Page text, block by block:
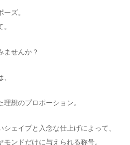
ズ。
ませんか？
想のプロポーション。
ェイプと入念な仕上げによって、
ンドだけに与えられる称号。